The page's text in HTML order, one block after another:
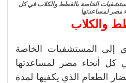
الخاصة بالقطط والكلاب في كل
مصر لمساعدتها
والكلاب
إلى المستشفيات الخاصة
كل أنحاء مصر لمساعدتها
الطعام الذي يكفيها لمدة